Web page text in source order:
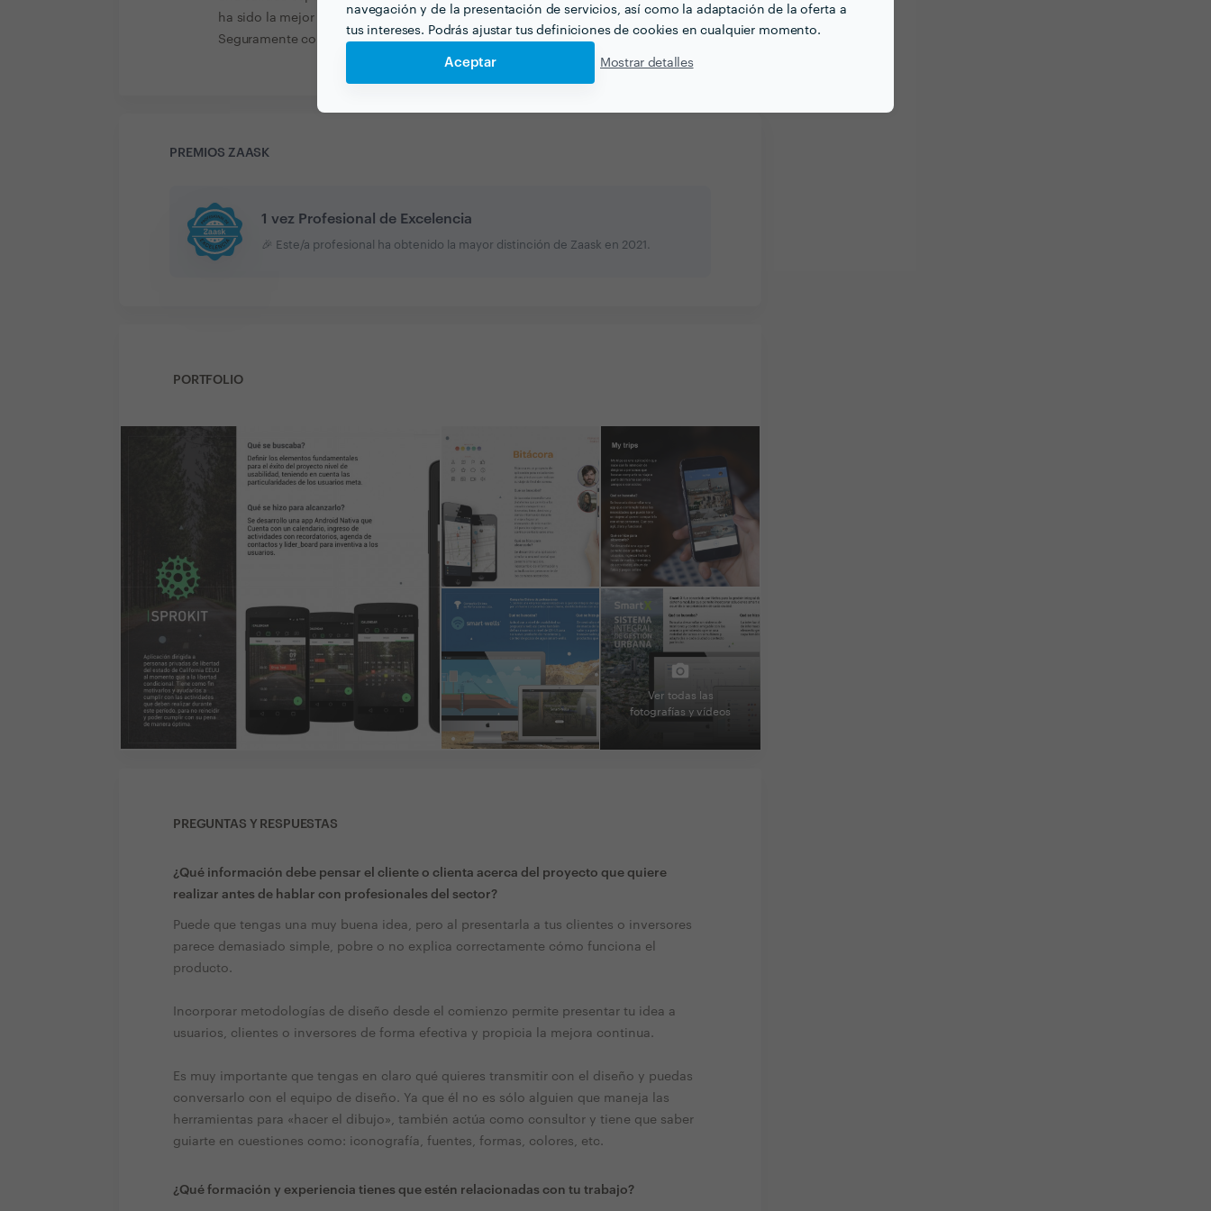
navegación y de la presentación de servicios, así como la adaptación de la oferta a
tus intereses. Podrás ajustar tus definiciones de cookies en cualquier momento.
Aceptar Mostrar detalles
ha sido la mejor decisión que he tomado. Los recomiendo un %infinito....
Seguramente continúe trabajando con ellos. Muy muy muy, muy satisfecho.
PREMIOS ZAASK
1 vez Profesional de Excelencia
🎉 Este/a profesional ha obtenido la mayor distinción de Zaask en 2021
PORTFOLIO
Ver todas las
fotografías y vídeos
PREGUNTAS Y RESPUESTAS
¿Qué información debe pensar el cliente o clienta acerca del proyecto que quiere
realizar antes de hablar con profesionales del sector?
Puede que tengas una muy buena idea, pero al presentarla a tus clientes o inversores
parece demasiado simple, pobre o no explica correctamente cómo funciona el
producto.
Incorporar metodologías de diseño desde el comienzo permite presentar tu idea a
usuarios, clientes o inversores de forma efectiva y propicia la mejora continua.
Es muy importante que tengas en claro qué quieres transmitir con el diseño y puedas
conversarlo con el equipo de diseño. Ya que él no es sólo alguien que maneja las
herramientas para «hacer el dibujo», también actúa como consultor y tiene que saber
guiarte en cuestiones como: iconografía, fuentes, formas, colores, etc.
¿Qué formación y experiencia tienes que estén relacionadas con tu trabajo?